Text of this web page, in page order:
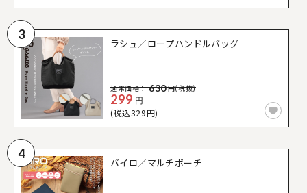
3
ラシュ／ロープハンドルバッグ
通常価格： 630円(税抜)
299 円
(税込329円)
4
バイロ／マルチポーチ